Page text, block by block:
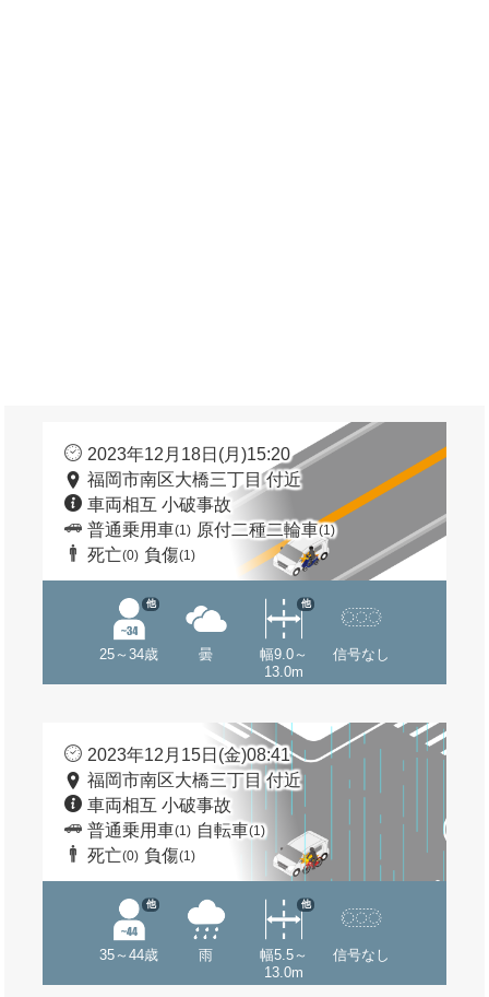
2023年12月18日(月)15:20
福岡市南区大橋三丁目 付近
車両相互 小破事故
普通乗用車(1) 原付二種二輪車(1)
死亡(0) 負傷(1)
25～34歳
他
曇
幅9.0～
13.0m
他
信号なし
2023年12月15日(金)08:41
福岡市南区大橋三丁目 付近
車両相互 小破事故
普通乗用車(1) 自転車(1)
死亡(0) 負傷(1)
35～44歳
他
雨
幅5.5～
13.0m
他
信号なし